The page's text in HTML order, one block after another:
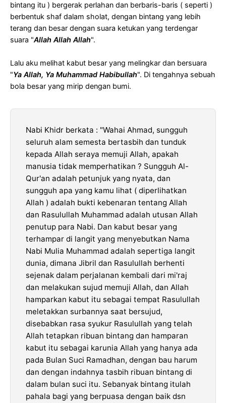
bintang itu ) bergerak perlahan dan berbaris-baris ( seperti )
berbentuk shaf dalam sholat, dengan bintang yang lebih
terang dan besar dengan suara ketukan yang terdengar
suara "Allah Allah Allah".
Lalu aku melihat kabut besar yang melingkar dan bersuara
"Ya Allah, Ya Muhammad Habibullah". Di tengahnya sebuah
bola besar yang mirip dengan bumi.
Nabi Khidr berkata : "Wahai Ahmad, sungguh
seluruh alam semesta bertasbih dan tunduk
kepada Allah seraya memuji Allah, apakah
manusia tidak memperhatikan ? Sungguh Al-
Qur'an adalah petunjuk yang nyata, dan
sungguh apa yang kamu lihat ( diperlihatkan
Allah ) adalah bukti kebenaran tentang Allah
dan Rasulullah Muhammad adalah utusan Allah
penutup para Nabi. Dan kabut besar yang
terhampar di langit yang menyebutkan Nama
Nabi Mulia Muhammad adalah sepertiga langit
dunia, dimana Jibril dan Rasulullah berhenti
sejenak dalam perjalanan kembali dari mi'raj
dan melakukan sujud memuji Allah, dan Allah
hamparkan kabut itu sebagai tempat Rasulullah
meletakkan surbannya saat bersujud,
disebabkan rasa syukur Rasulullah yang telah
Allah tetapkan ribuan bintang dan hamparan
kabut itu sebagai karunia Allah yang hanya ada
pada Bulan Suci Ramadhan, dengan bau harum
dan dengan indahnya tasbih ribuan bintang di
dalam bulan suci itu. Sebanyak bintang itulah
pahala bagi yang berpuasa dengan baik dsn